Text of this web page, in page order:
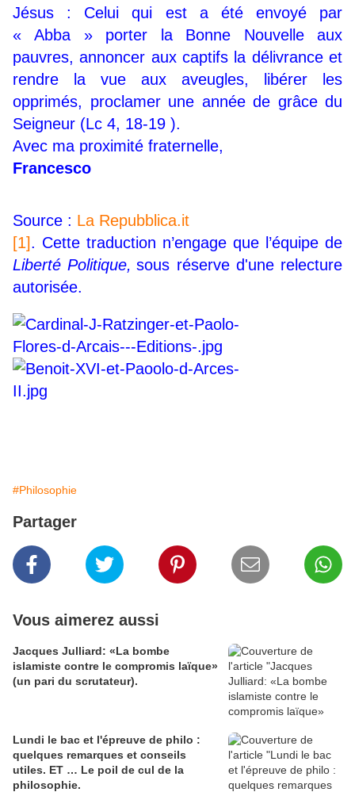
Jésus : Celui qui est a été envoyé par
« Abba » porter la Bonne Nouvelle aux
pauvres, annoncer aux captifs la délivrance et
rendre la vue aux aveugles, libérer les
opprimés, proclamer une année de grâce du
Seigneur (Lc 4, 18-19 ).
Avec ma proximité fraternelle,
Francesco
Source : La Repubblica.it
[1]. Cette traduction n’engage que l’équipe de
Liberté Politique, sous réserve d'une relecture
autorisée.
#Philosophie
Partager
Vous aimerez aussi
Jacques Julliard: «La bombe
islamiste contre le compromis laïque»
(un pari du scrutateur).
Lundi le bac et l'épreuve de philo :
quelques remarques et conseils
utiles. ET … Le poil de cul de la
philosophie.